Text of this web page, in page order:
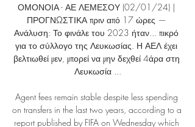
ΟΜΟΝΟΙΑ - ΑΕ ΛΕΜΕΣΟΥ (02/01/24) |
ΠΡΟΓΝΩΣΤΙΚΑ πριν από 17 ώρες —
Ανάλυση: Το φινάλε του 2023 ήταν... πικρό
για το σύλλογο της Λευκωσίας. Η ΑΕΛ έχει
βελτιωθεί μεν, μπορεί να μην δεχθεί 4άρα στη
Λευκωσία ...
Agent fees remain stable despite less spending
on transfers in the last two years, according to a
report published by FIFA on Wednesday which